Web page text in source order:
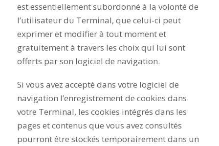
est essentiellement subordonné à la volonté de
l’utilisateur du Terminal, que celui-ci peut
exprimer et modifier à tout moment et
gratuitement à travers les choix qui lui sont
offerts par son logiciel de navigation.
Si vous avez accepté dans votre logiciel de
navigation l’enregistrement de cookies dans
votre Terminal, les cookies intégrés dans les
pages et contenus que vous avez consultés
pourront être stockés temporairement dans un